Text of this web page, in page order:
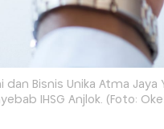
dan Bisnis Unika Atma
IHSG Anjlok. (Foto: